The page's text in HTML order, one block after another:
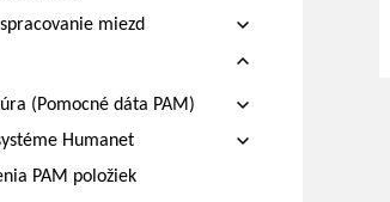
miezd
(Pomocné dáta PAM)
Humanet
PAM položiek